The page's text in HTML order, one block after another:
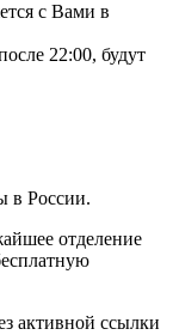
с Вами в
22:00, будут
в России.
отделение
активной ссылки